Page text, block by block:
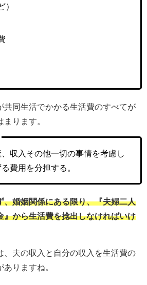
）
共同生活でかかる生活費のすべてが
まります。
収入その他一切の事情を考慮し
費用を分担する。
、婚姻関係にある限り、『夫婦二人
』から生活費を捻出しなければいけ
、夫の収入と自分の収入を生活費の
りますね。